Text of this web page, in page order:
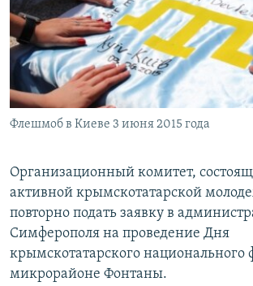
ПОБЕДИТЕЛЕЙ НЕ СУДЯТ?
КРЫМ.НЕПОКОРЕННЫЙ
ELIFBE
УКРАИНСКАЯ ПРОБЛЕМА КРЫМА
ПРИСОЕДИНЯЙТЕСЬ!
Все сайты RFE/RL
Флешмоб в Киеве 3 июня 2015 года
Организационный комитет,
активной крымскотатарской
повторно подать заявку в
Симферополя на проведение Дня
крымскотатарского национального
микрорайоне Фонтаны.